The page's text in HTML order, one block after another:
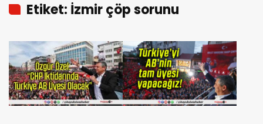
Etiket: İzmir çöp sorunu